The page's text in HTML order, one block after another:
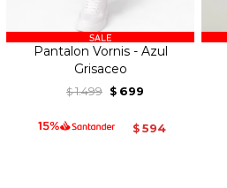
Pantalon Vornis - Azul
Grisaceo
$ 1.499 $ 699
$ 594